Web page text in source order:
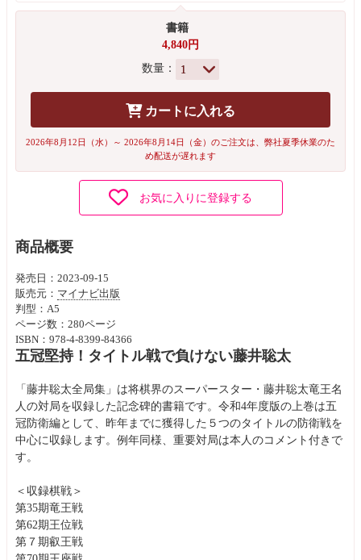
書籍
4,840円
数量：
カートに入れる
2026年8月12日（水）～ 2026年8月14日（金）のご注文は、弊社夏季休業のた
め配送が遅れます
お気に入りに登録する
商品概要
発売日：2023-09-15
販売元： マイナビ出版
判型：A5
ページ数：280ページ
ISBN：978-4-8399-84366
五冠堅持！タイトル戦で負けない藤井聡太
「藤井聡太全局集」は将棋界のスーパースター・藤井聡太竜王名
人の対局を収録した記念碑的書籍です。令和4年度版の上巻は五
冠防衛編として、昨年までに獲得した５つのタイトルの防衛戦を
中心に収録します。例年同様、重要対局は本人のコメント付きで
す。
＜収録棋戦＞
第35期竜王戦
第62期王位戦
第７期叡王戦